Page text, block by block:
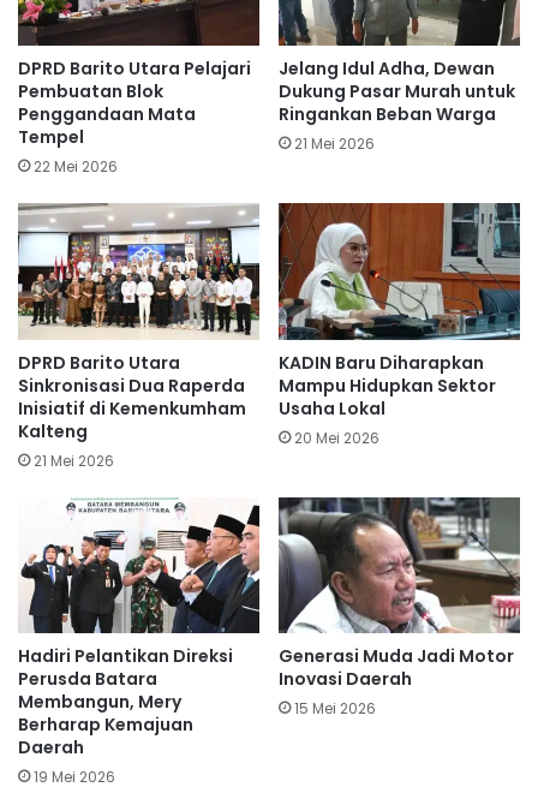
DPRD Barito Utara Pelajari
Pembuatan Blok
Penggandaan Mata
Tempel
22 Mei 2026
Jelang Idul Adha, Dewan
Dukung Pasar Murah untuk
Ringankan Beban Warga
21 Mei 2026
DPRD Barito Utara
Sinkronisasi Dua Raperda
Inisiatif di Kemenkumham
Kalteng
21 Mei 2026
KADIN Baru Diharapkan
Mampu Hidupkan Sektor
Usaha Lokal
20 Mei 2026
Hadiri Pelantikan Direksi
Perusda Batara
Membangun, Mery
Berharap Kemajuan
Daerah
19 Mei 2026
Generasi Muda Jadi Motor
Inovasi Daerah
15 Mei 2026